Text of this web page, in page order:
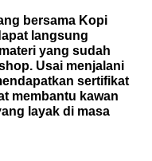
bersama Kopi
langsung
yang sudah
Usai menjalani
sertifikat
membantu kawan
layak di masa